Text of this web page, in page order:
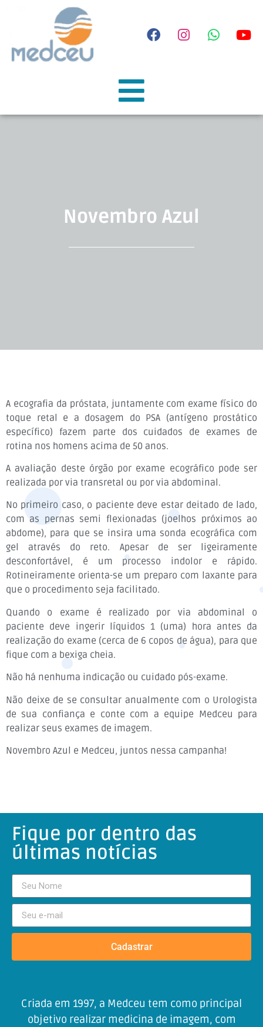
Novembro Azul
A ecografia da próstata, juntamente com exame físico do
toque retal e a dosagem do PSA (antígeno prostático
específico) fazem parte dos cuidados de exames de
rotina nos homens acima de 50 anos.
A avaliação deste órgão por exame ecográfico pode ser
realizada por via transretal ou por via abdominal.
No primeiro caso, o paciente deve estar deitado de lado,
com as pernas semi flexionadas (joelhos próximos ao
abdome), para que se insira uma sonda ecográfica com
gel através do reto. Apesar de ser ligeiramente
desconfortável, é um processo indolor e rápido.
Rotineiramente orienta-se um preparo com laxante para
que o procedimento seja facilitado.
Quando o exame é realizado por via abdominal o
paciente deve ingerir líquidos 1 (uma) hora antes da
realização do exame (cerca de 6 copos de água), para que
fique com a bexiga cheia.
Não há nenhuma indicação ou cuidado pós-exame.
Não deixe de se consultar anualmente com o Urologista
de sua confiança e conte com a equipe Medceu para
realizar seus exames de imagem.
Novembro Azul e Medceu, juntos nessa campanha!
Fique por dentro das
últimas notícias
Cadastrar
Criada em 1997, a Medceu tem como principal
objetivo realizar medicina de imagem, com